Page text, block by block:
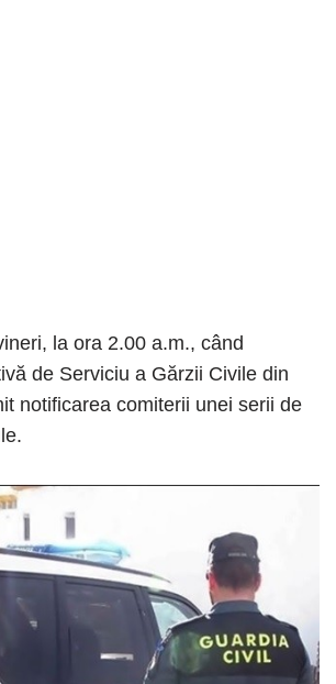
la ora 2.00 a.m., când
de Serviciu a Gărzii Civile din
notificarea comiterii unei serii de